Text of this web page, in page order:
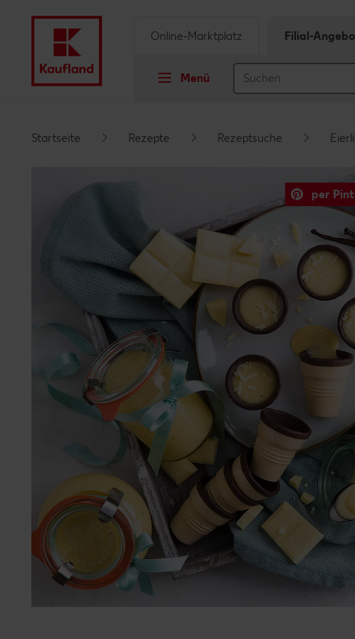
Schwebender Seitenbereich
Menü
Online-Marktplatz Filial-
Startseite Rezepte Rezeptsuche
per